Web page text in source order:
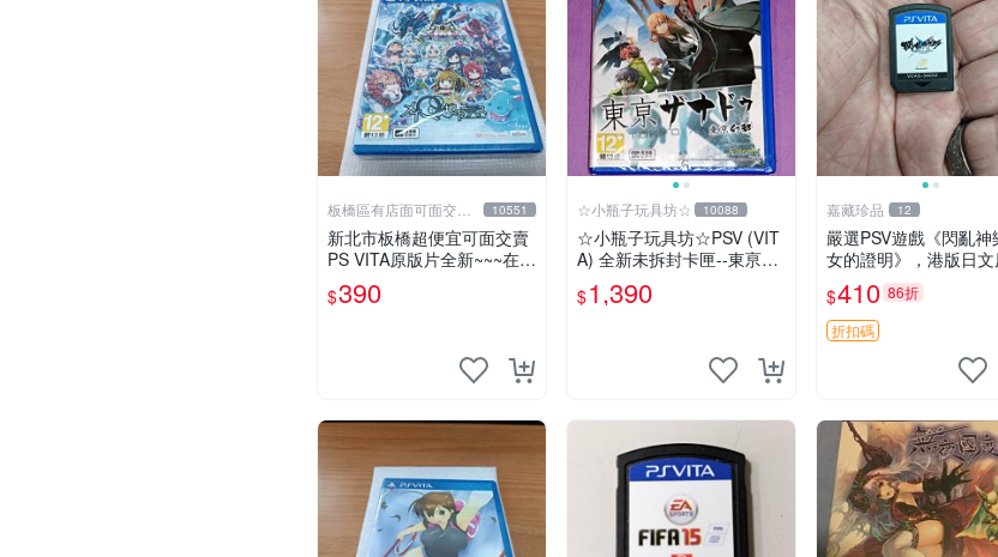
板橋區有店面可面交高
價回收電玩
10551
新北市板橋超便宜可面交賣
PS VITA原版片全新~~~在迷
Q地下去死團 在迷宮地下去
死團~~~便宜賣
$390
☆小瓶子玩具坊☆ 10088
☆小瓶子玩具坊☆PSV (VIT
A) 全新未拆封卡匣--東亰幻
都《東京幻都 Tokyo Xanad
u》中文版
$1,390
嘉藏珍品 12
嚴選PSV遊戲《閃亂神
女的證明》，港版日文
裸卡-gameboy，收藏佳
閃亂神樂 游戲 PSV 港版
$410 86折
折扣碼